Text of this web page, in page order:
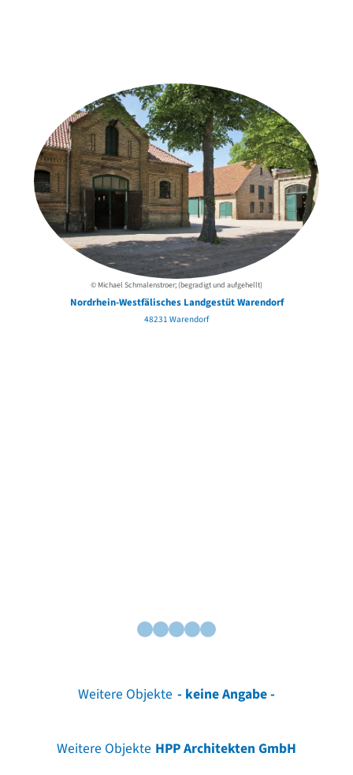
© Michael Schmalenstroer; (begradigt und aufgehellt)
Nordrhein-Westfälisches Landgestüt Warendorf
48231 Warendorf
Weitere Objekte - keine Angabe -
Weitere Objekte HPP Architekten GmbH